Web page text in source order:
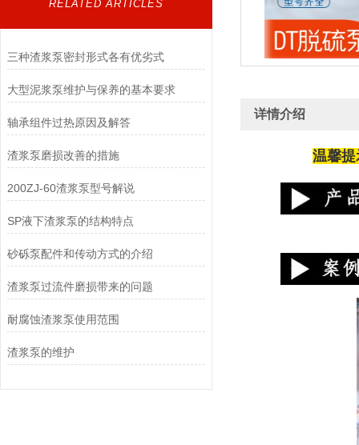
RELATED ARTICLES
三种渣浆泵密封形式各有优劣式
大型泥浆泵维护与保养的基本要求
轴承组件过热原因及解答
渣浆泵磨损改善的措施
200ZJ-60渣浆泵型号解说
SP液下渣浆泵的结构特点
砂砾泵配件和传动方式的介绍
渣浆泵过流件磨损带来的问题
耐腐蚀渣浆泵使用范围
渣浆泵的维护
详情介绍
温馨